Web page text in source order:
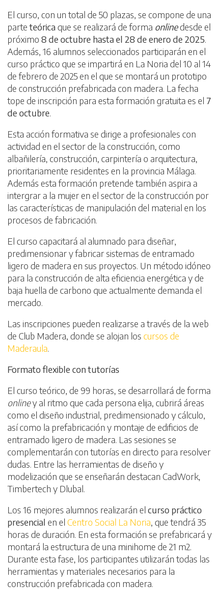
El curso, con un total de 50 plazas, se compone de una
parteteóricaque se realizará de forma onlinedesde el
próximo 8 de octubre hasta el 28 de enero de 2025.
Además, 16 alumnos seleccionados participarán en el
curso práctico que se impartirá en La Noria del 10 al 14
de febrero de 2025 en el que se montará un prototipo
de construcción prefabricada con madera. La fecha
tope de inscripción para esta formación gratuita es el 7
de octubre.
Esta acción formativa se dirige a profesionales con
actividad en el sector de la construcción, como
albañilería, construcción, carpintería o arquitectura,
prioritariamente residentes en la provincia Málaga.
Además esta formación pretende también aspira a
intergrar a la mujer en el sector de la construcción por
las características de manipulación del material en los
procesos de fabricación.
El curso capacitará al alumnado para diseñar,
predimensionar y fabricar sistemas de entramado
ligero de madera en sus proyectos. Un método idóneo
para la construcción de alta eficiencia energética y de
baja huella de carbono que actualmente demanda el
mercado.
Las inscripciones pueden realizarse a través de la web
de Club Madera, donde se alojan los cursos de
Maderaula.
Formato flexible con tutorías
El curso teórico, de 99 horas, se desarrollará de forma
onliney al ritmo que cada persona elija, cubrirá áreas
como el diseño industrial, predimensionado y cálculo,
así como la prefabricación y montaje de edificios de
entramado ligero de madera. Las sesiones se
complementarán con tutorías en directo para resolver
dudas. Entre las herramientas de diseño y
modelización que se enseñarán destacan CadWork,
Timbertech y Dlubal.
Los 16 mejores alumnos realizarán el curso práctico
presencial en el Centro Social La Noria, que tendrá 35
horas de duración. En esta formación se prefabricará y
montará la estructura de una minihome de 21 m2.
Durante esta fase, los participantes utilizarán todas las
herramientas y materiales necesarios para la
construcción prefabricada con madera.